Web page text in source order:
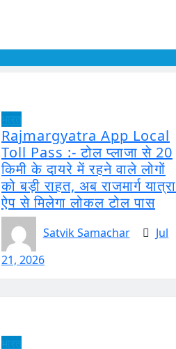
Rajmargyatra App Local
Toll Pass :- टोल प्लाजा से 20
किमी के दायरे में रहने वाले लोगों
को बड़ी राहत, अब राजमार्ग यात्रा
ऐप से मिलेगा लोकल टोल पास
Satvik Samachar
Jul
21, 2026